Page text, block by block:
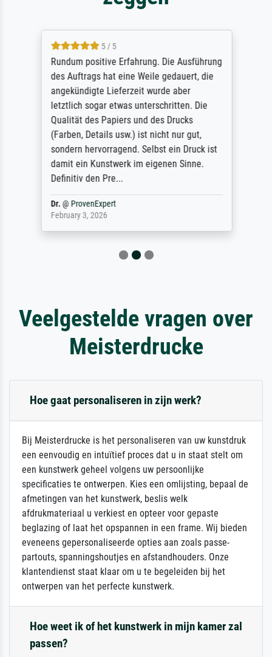
5 / 5
Rundum positive Erfahrung. Die Ausführung
des Auftrags hat eine Weile gedauert, die
angekündigte Lieferzeit wurde aber
letztlich sogar etwas unterschritten. Die
Qualität des Papiers und des Drucks
(Farben, Details usw.) ist nicht nur gut,
sondern hervorragend. Selbst ein Druck ist
damit ein Kunstwerk im eigenen Sinne.
Definitiv den Pre...
Dr.@ ProvenExpert
February 3, 2026
Veelgestelde vragen over
Meisterdrucke
Hoe gaat personaliseren in zijn werk?
Bij Meisterdrucke is het personaliseren van uw kunstdruk
een eenvoudig en intuïtief proces dat u in staat stelt om
een kunstwerk geheel volgens uw persoonlijke
specificaties te ontwerpen. Kies een omlijsting, bepaal de
afmetingen van het kunstwerk, beslis welk
afdrukmateriaal u verkiest en opteer voor gepaste
beglazing of laat het opspannen in een frame. Wij bieden
eveneens gepersonaliseerde opties aan zoals passe-
partouts, spanningshoutjes en afstandhouders. Onze
klantendienst staat klaar om u te begeleiden bij het
ontwerpen van het perfecte kunstwerk.
Hoe weet ik of het kunstwerk in mijn kamer zal
passen?